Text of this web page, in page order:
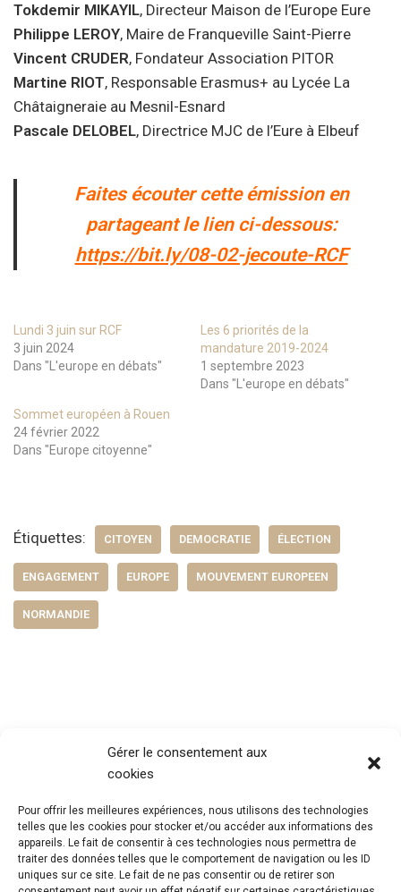
Gérer le consentement aux
cookies
Pour offrir les meilleures expériences, nous utilisons des technologies
telles que les cookies pour stocker et/ou accéder aux informations des
appareils. Le fait de consentir à ces technologies nous permettra de
traiter des données telles que le comportement de navigation ou les ID
uniques sur ce site. Le fait de ne pas consentir ou de retirer son
Tokdemir MIKAYIL, Directeur Maison de l’Europe Eure
Philippe LEROY, Maire de Franqueville Saint-Pierre
Vincent CRUDER, Fondateur Association PITOR
Martine RIOT, Responsable Erasmus+ au Lycée La
Châtaigneraie au Mesnil-Esnard
Pascale DELOBEL, Directrice MJC de l’Eure à Elbeuf
Faites écouter cette émission en
partageant le lien ci-dessous:
https://bit.ly/08-02-jecoute-RCF
Lundi 3 juin sur RCF
3 juin 2024
Dans "L'europe en débats"
Les 6 priorités de la
mandature 2019-2024
1 septembre 2023
Dans "L'europe en débats"
Sommet européen à Rouen
24 février 2022
Dans "Europe citoyenne"
Étiquettes: CITOYEN DEMOCRATIE ÉLECTION
ENGAGEMENT EUROPE MOUVEMENT EUROPEEN
NORMANDIE